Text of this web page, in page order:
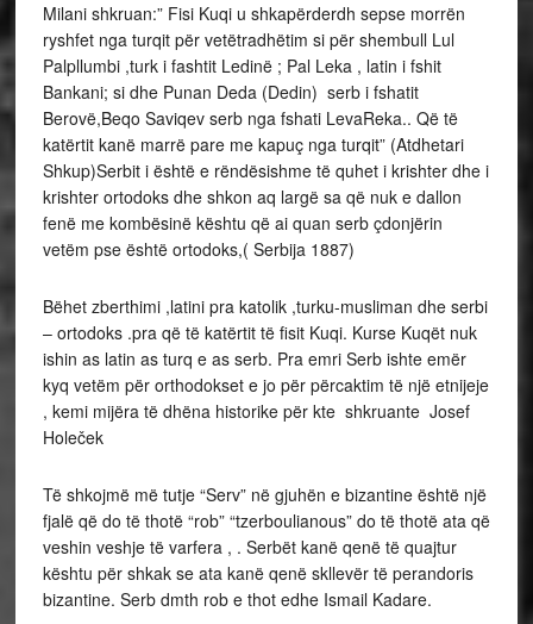
Milani shkruan:” Fisi Kuqi u shkapërderdh sepse morrën
ryshfet nga turqit për vetëtradhëtim si për shembull Lul
Palpllumbi ,turk i fashtit Ledinë ; Pal Leka , latin i fshit
Bankani; si dhe Punan Deda (Dedin) serb i fshatit
Berovë,Beqo Saviqev serb nga fshati LevaReka.. Që të
katërtit kanë marrë pare me kapuç nga turqit” (Atdhetari
Shkup)Serbit i është e rëndësishme të quhet i krishter dhe i
krishter ortodoks dhe shkon aq largë sa që nuk e dallon
fenë me kombësinë kështu që ai quan serb çdonjërin
vetëm pse është ortodoks,( Serbija 1887)
Bëhet zberthimi ,latini pra katolik ,turku-musliman dhe serbi
– ortodoks .pra që të katërtit të fisit Kuqi. Kurse Kuqët nuk
ishin as latin as turq e as serb. Pra emri Serb ishte emër
kyq vetëm për orthodokset e jo për përcaktim të një etnijeje
, kemi mijëra të dhëna historike për kte shkruante Josef
Holeček
Të shkojmë më tutje “Serv” në gjuhën e bizantine është një
fjalë që do të thotë “rob” “tzerboulianous” do të thotë ata që
veshin veshje të varfera , . Serbët kanë qenë të quajtur
kështu për shkak se ata kanë qenë skllevër të perandoris
bizantine. Serb dmth rob e thot edhe Ismail Kadare.